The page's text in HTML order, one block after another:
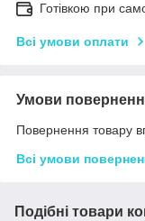
Готівкою при
Всі умови оплати
Умови
Повернення товару
Всі умови
Подібні товари